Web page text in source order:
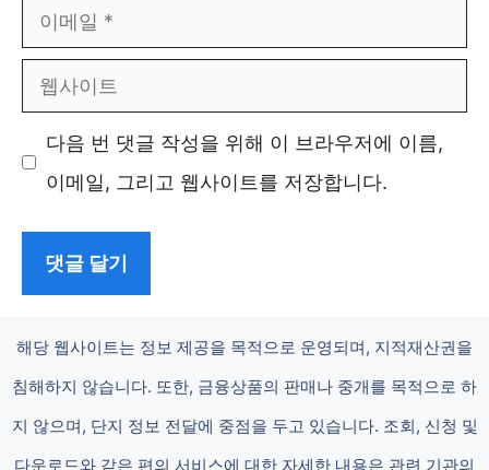
메
사
이
다음 번 댓글 작성을 위해 이 브라우저에 이름,
이메일, 그리고 웹사이트를 저장합니다.
해당 웹사이트는 정보 제공을 목적으로 운영되며, 지적재산권을
침해하지 않습니다. 또한, 금융상품의 판매나 중개를 목적으로 하
지 않으며, 단지 정보 전달에 중점을 두고 있습니다. 조회, 신청 및
다운로드와 같은 편의 서비스에 대한 자세한 내용은 관련 기관의